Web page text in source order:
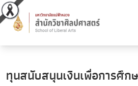
ทุนสนับสนุนเงินเพื่อการศึก